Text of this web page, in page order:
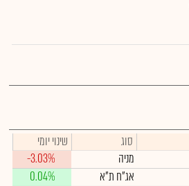
סוג
שינוי יומי
מניה
-3.03%
אג"ח ת"א 0.04%